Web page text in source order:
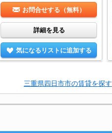
お問合せする（無料）
詳細を見る
気になるリストに追加する
三重県四日市市の賃貸を探す